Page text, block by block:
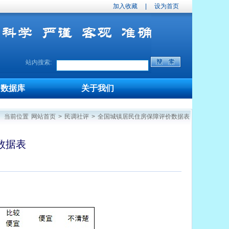
加入收藏 设为首页
站内搜索:
数据库 关于我们
当前位置 网站首页 > 民调社评 > 全国城镇居民住房保障评价数据表
据表